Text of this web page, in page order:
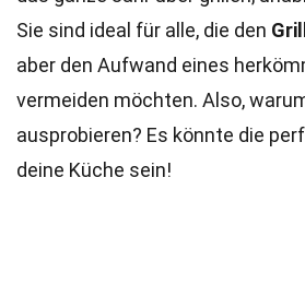
Sie sind ideal für alle, die den
aber den Aufwand eines
vermeiden möchten. Also,
ausprobieren? Es könnte die
deine Küche sein!